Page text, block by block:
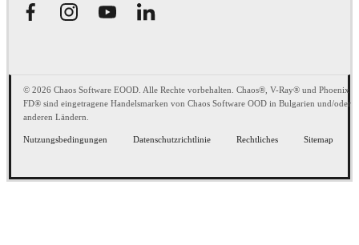
© 2026 Chaos Software EOOD. Alle Rechte vorbehalten. Chaos®, V-Ray® und Phoenix
FD® sind eingetragene Handelsmarken von Chaos Software OOD in Bulgarien und/oder
anderen Ländern.
Nutzungsbedingungen Datenschutzrichtlinie Rechtliches Sitemap